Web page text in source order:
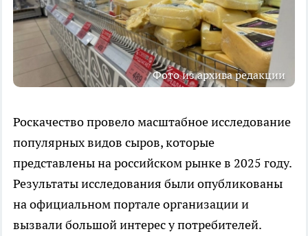
Фото из архива редакции
Роскачество провело масштабное исследование
популярных видов сыров, которые
представлены на российском рынке в 2025 году.
Результаты исследования были опубликованы
на официальном портале организации и
вызвали большой интерес у потребителей.